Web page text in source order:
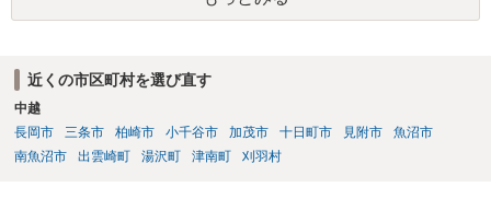
対応が必要になってくるかと存じます。
近くの市区町村を選び直す
中越
長岡市
三条市 柏崎市 小千谷市 加茂市 十日町市 見附市
魚沼市
南魚沼市
出雲崎町 湯沢町 津南町 刈羽村